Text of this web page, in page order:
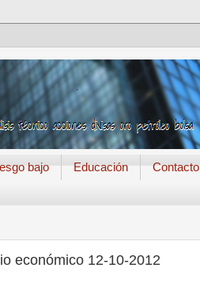
bajo Educación
Contacto
económico 12-10-2012